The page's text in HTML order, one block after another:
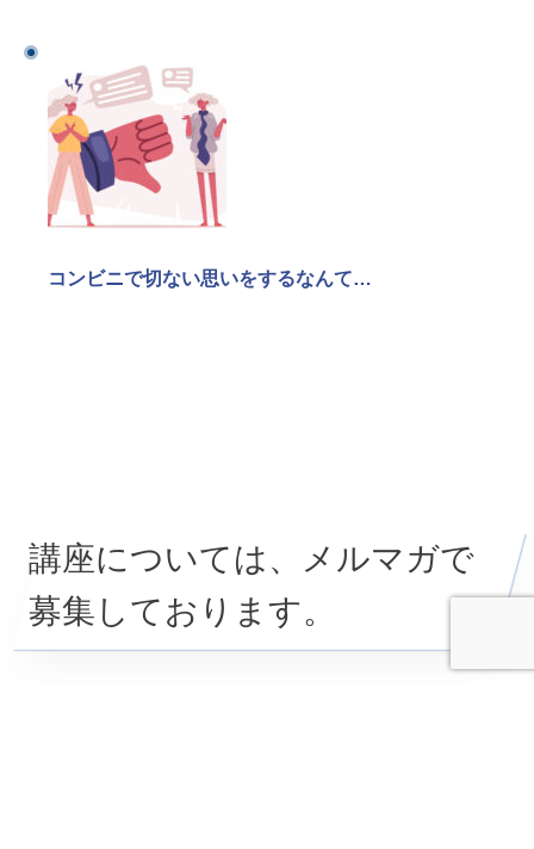
コンビニで切ない思いをするなんて…
講座については、メルマガで
募集しております。